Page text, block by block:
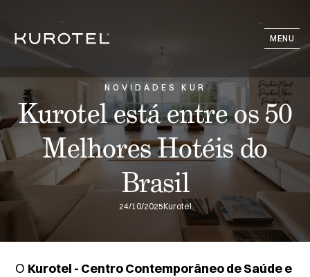
MENU
NOVIDADES KUR
Kurotel está entre os 50
Melhores Hotéis do
Brasil
24/10/2025Kurotel
O Kurotel - Centro Contemporâneo de Saúde e